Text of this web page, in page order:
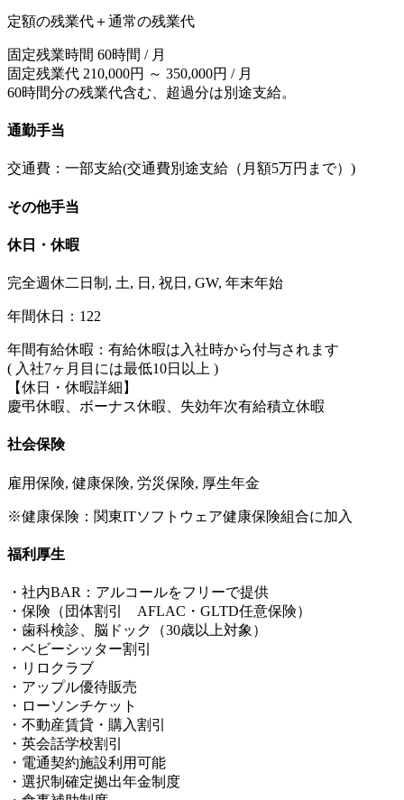
定額の残業代＋通常の残業代
固定残業時間 60時間 / 月
固定残業代 210,000円 ～ 350,000円 / 月
60時間分の残業代含む、超過分は別途支給。
通勤手当
交通費：一部支給(交通費別途支給（月額5万円まで）)
その他手当
休日・休暇
完全週休二日制, 土, 日, 祝日, GW, 年末年始
年間休日：122
年間有給休暇：有給休暇は入社時から付与されます
( 入社7ヶ月目には最低10日以上 )
【休日・休暇詳細】
慶弔休暇、ボーナス休暇、失効年次有給積立休暇
社会保険
雇用保険, 健康保険, 労災保険, 厚生年金
※健康保険：関東ITソフトウェア健康保険組合に加入
福利厚生
・社内BAR：アルコールをフリーで提供
・保険（団体割引 AFLAC・GLTD任意保険）
・歯科検診、脳ドック（30歳以上対象）
・ベビーシッター割引
・リロクラブ
・アップル優待販売
・ローソンチケット
・不動産賃貸・購入割引
・英会話学校割引
・電通契約施設利用可能
・選択制確定拠出年金制度